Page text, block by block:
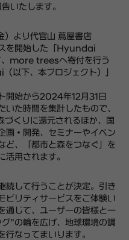
いたします。
より代官山 蔦屋書店
を開始した「Hyundai
more treesへ寄付を行う
下、本プロジェクト）」
開始から2024年12月31日
いた時間を集計したもので、
くりに還元されるほか、国
画・開発、セミナーやイベン
ど、「都市と森をつなぐ」を
活用されます。
して行うことが決定。引き
ビリティサービスをご体験い
通じて、ユーザーの皆様と一
”の輪を広げ、地球環境の調
なってまいります。